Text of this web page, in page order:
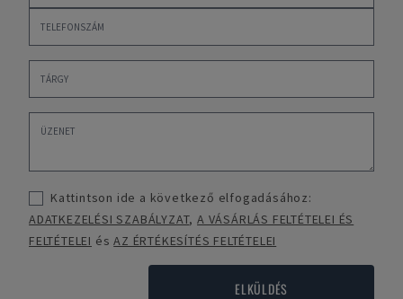
Kattintson ide a következő elfogadásához:
ADATKEZELÉSI SZABÁLYZAT,A VÁSÁRLÁS FELTÉTELEI ÉS
FELTÉTELEI ésAZ ÉRTÉKESÍTÉS FELTÉTELEI
ELKÜLDÉS